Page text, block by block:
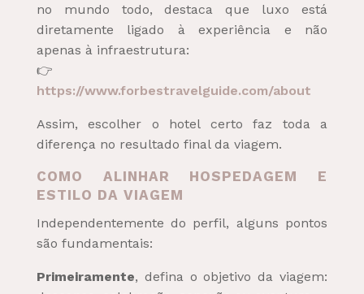
no mundo todo, destaca que luxo está
diretamente ligado à experiência e não
apenas à infraestrutura:
👉
https://www.forbestravelguide.com/about
Assim, escolher o hotel certo faz toda a
diferença no resultado final da viagem.
COMO ALINHAR HOSPEDAGEM E
ESTILO DA VIAGEM
Independentemente do perfil, alguns pontos
são fundamentais:
Primeiramente, defina o objetivo da viagem: